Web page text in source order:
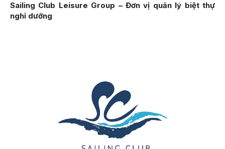
Sailing Club Leisure Group – Đơn vị quản lý biệt thự
nghỉ dưỡng